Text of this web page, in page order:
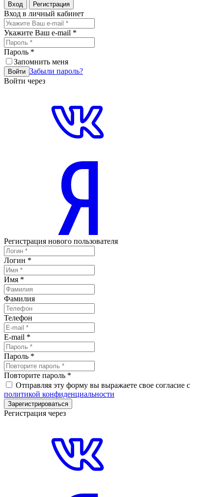
Вход Регистрация
Вход в личный кабинет
Укажите Ваш e-mail *
Пароль *
Запомнить меня
Войти Забыли пароль?
Войти через
Регистрация нового пользователя
Логин *
Имя *
Фамилия
Телефон
E-mail *
Пароль *
Повторите пароль *
Отправляя эту форму вы выражаете свое согласие с
политикой конфиденциальности
Зарегистрироваться
Регистрация через